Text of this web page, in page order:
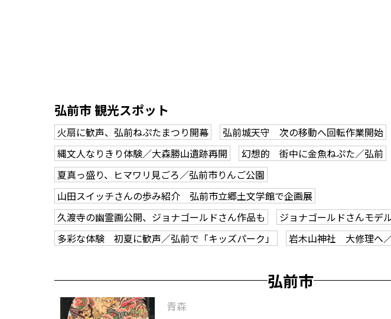
弘前市 観光スポット
火扇に歓声、弘前ねぷたまつり開幕
弘前城天守 次の移動へ回転作業開始
縄文人なりきり体験／大森勝山遺跡再開
幻想的 街中に金魚ねぷた／弘前
夏真っ盛り、ヒマワリ見ごろ／弘前市りんご公園
山田スイッチさんの歩み紹介 弘前市立郷土文学館で企画展
久渡寺の幽霊画公開、ジョナゴールドさん作品も
ジョナゴールドさんモデ
多彩な体験 初夏に歓声／弘前で「キッズパーク」
岩木山神社 大修理へ
弘前市
青森